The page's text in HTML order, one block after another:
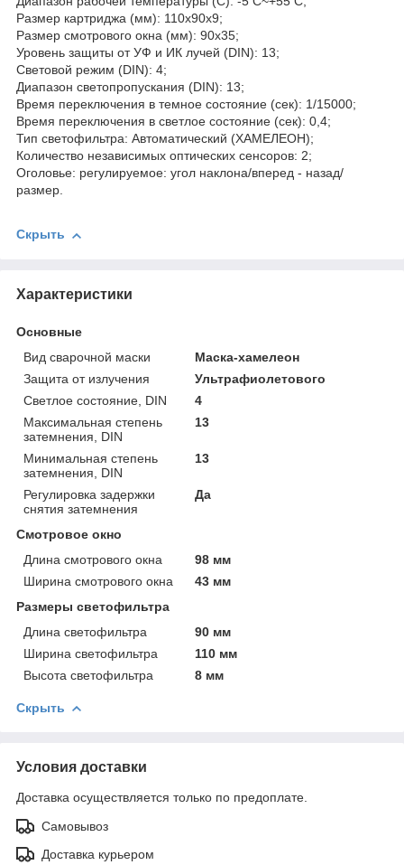
Размер картриджа (мм): 110х90х9;
Размер смотрового окна (мм): 90х35;
Уровень защиты от УФ и ИК лучей (DIN): 13;
Световой режим (DIN): 4;
Диапазон светопропускания (DIN): 13;
Время переключения в темное состояние (сек): 1/15000;
Время переключения в светлое состояние (сек): 0,4;
Тип светофильтра: Автоматический (ХАМЕЛЕОН);
Количество независимых оптических сенсоров: 2;
Оголовье: регулируемое: угол наклона/вперед - назад/
размер.
Скрыть
Характеристики
Основные
Вид сварочной маски
Маска-хамелеон
Защита от излучения
Ультрафиолетового
Светлое состояние, DIN
4
Максимальная степень
затемнения, DIN
13
Минимальная степень
затемнения, DIN
13
Регулировка задержки
снятия затемнения
Да
Смотровое окно
Длина смотрового окна
98 мм
Ширина смотрового окна
43 мм
Размеры светофильтра
Длина светофильтра
90 мм
Ширина светофильтра
110 мм
Высота светофильтра
8 мм
Скрыть
Условия доставки
Доставка осуществляется только по предоплате.
Самовывоз
Доставка курьером